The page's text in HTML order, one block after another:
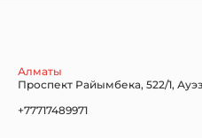
Алматы
Проспект Райымбека, 522/1,
+77717489971